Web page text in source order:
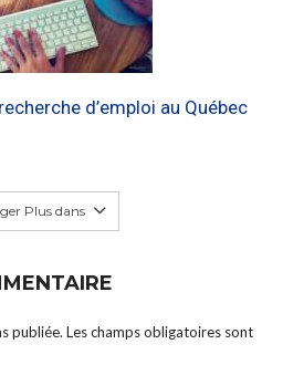
d’emploi au Québec
Plus dans
publiée. Les champs obligatoires sont